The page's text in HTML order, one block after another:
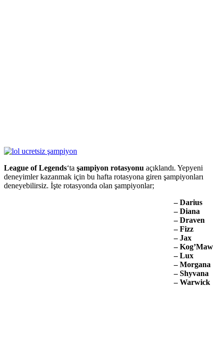
League of Legends‘ta şampiyon rotasyonu açıklandı. Yepyeni
deneyimler kazanmak için bu hafta rotasyona giren şampiyonları
deneyebilirsiz. İşte rotasyonda olan şampiyonlar;
– Darius
– Diana
– Draven
– Fizz
– Jax
– Kog’Maw
– Lux
– Morgana
– Shyvana
– Warwick